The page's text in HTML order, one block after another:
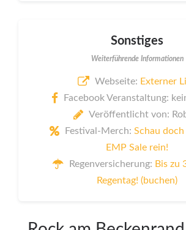
Sonstiges
Weiterführende Informationen
Webseite: Externer
Facebook Veranstaltung:
Veröffentlicht von:
Festival-Merch: Schau
EMP Sale rein!
Regenversicherung: Bis zu
Regentag! (buchen)